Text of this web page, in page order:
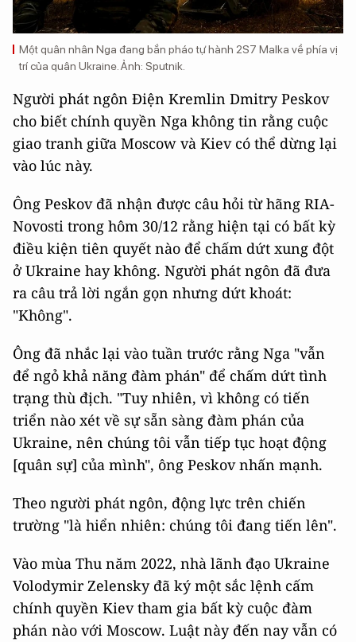
Một quân nhân Nga đang bắn pháo tự hành 2S7 Malka về phía vị
trí của quân Ukraine. Ảnh: Sputnik.
Người phát ngôn Điện Kremlin Dmitry Peskov
cho biết chính quyền Nga không tin rằng cuộc
giao tranh giữa Moscow và Kiev có thể dừng lại
vào lúc này.
Ông Peskov đã nhận được câu hỏi từ hãng RIA-
Novosti trong hôm 30/12 rằng hiện tại có bất kỳ
điều kiện tiên quyết nào để chấm dứt xung đột
ở Ukraine hay không. Người phát ngôn đã đưa
ra câu trả lời ngắn gọn nhưng dứt khoát:
"Không".
Ông đã nhắc lại vào tuần trước rằng Nga "vẫn
để ngỏ khả năng đàm phán" để chấm dứt tình
trạng thù địch. "Tuy nhiên, vì không có tiến
triển nào xét về sự sẵn sàng đàm phán của
Ukraine, nên chúng tôi vẫn tiếp tục hoạt động
[quân sự] của mình", ông Peskov nhấn mạnh.
Theo người phát ngôn, động lực trên chiến
trường "là hiển nhiên: chúng tôi đang tiến lên".
Vào mùa Thu năm 2022, nhà lãnh đạo Ukraine
Volodymir Zelensky đã ký một sắc lệnh cấm
chính quyền Kiev tham gia bất kỳ cuộc đàm
phán nào với Moscow. Luật này đến nay vẫn có